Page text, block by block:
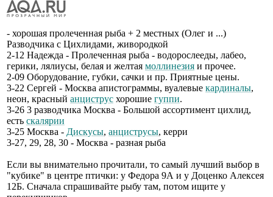
- хорошая пролеченная рыба + 2 местных (Олег и ...)
Разводчика с Цихлидами, живородкой
2-12 Надежда - Пролеченная рыба - водорослееды, лабео,
герики, лялиусы, белая и желтая моллинезия и прочее.
2-09 Оборудование, губки, сачки и пр. Приятные цены.
3-22 Сергей - Москва апистограммы, вуалевые кардиналы,
неон, красный анциструс хорошие гуппи.
3-26 3 разводчика Москва - Большой ассортимент цихлид,
есть скалярии
3-25 Москва - Дискусы, анциструсы, керри
3-27, 29, 28, 30 - Москва - разная рыба
Если вы внимательно прочитали, то самый лучший выбор в
"кубике" в центре птички: у Федора 9А и у Доценко Алексея
12Б. Сначала спрашивайте рыбу там, потом ищите у